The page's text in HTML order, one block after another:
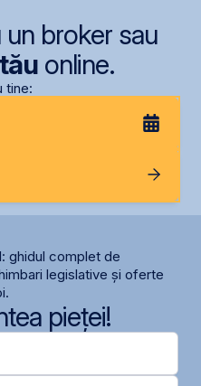
broker sau
tăuonline.
tine:
ghidul complet de
legislative și oferte
pieței!